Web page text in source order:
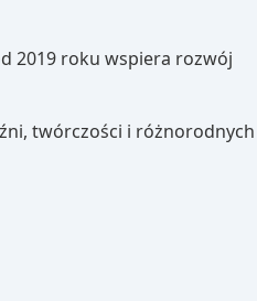
2019 roku wspiera rozwój
twórczości i różnorodnych